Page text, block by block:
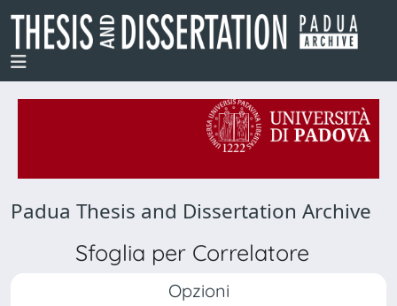
Padua Thesis and Dissertation Archive
Sfoglia per Correlatore
Opzioni